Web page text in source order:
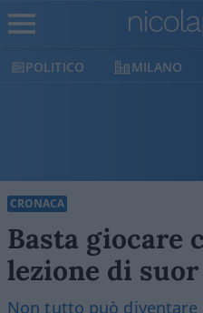
MILANO
CRONACA
Basta giocare
lezione di
Non tutto può